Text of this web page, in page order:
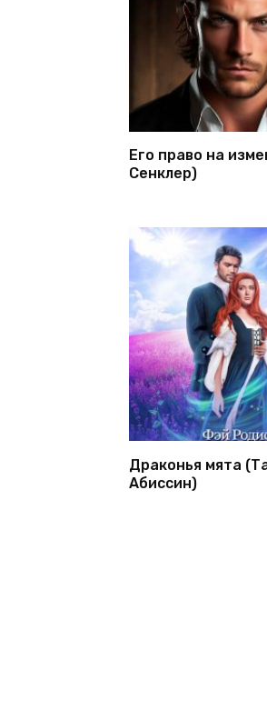
Его право на
Сенклер)
Драконья мята
Абиссин)